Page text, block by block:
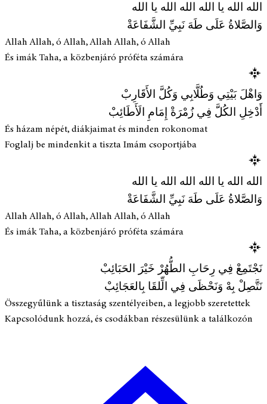
الله الله يا الله الله الله يا الله
وَالصَّلاةُ عَلَى طَهَ نَبِيِّ الشَّفَاعَةْ
Allah Allah, ó Allah, Allah Allah, ó Allah
És imák Taha, a közbenjáró próféta számára
وَاهْلَ بَيْتِي وَطُلَّابِي وَكُلَّ الأَقَارِبْ
أَدْخِلِ الكُلَّ فِي زُمْرَةْ إِمَامِ الَأَطَائِبْ
És házam népét, diákjaimat és minden rokonomat
Foglalj be mindenkit a tiszta Imám csoportjába
الله الله يا الله الله الله يا الله
وَالصَّلاةُ عَلَى طَهَ نَبِيِّ الشَّفَاعَةْ
Allah Allah, ó Allah, Allah Allah, ó Allah
És imák Taha, a közbenjáró próféta számára
نَجْتَمِعْ فِي رِحَابِ الطُّهُرْ خَيْرَ الحَبَائِبْ
نَتَّصِلْ بِهْ وَنَحْظَى فِي الِّلقَا بِالعَجَائِبْ
Összegyűlünk a tisztaság szentélyeiben, a legjobb szeretettek
Kapcsolódunk hozzá, és csodákban részesülünk a találkozón